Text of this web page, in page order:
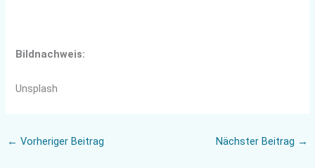
Bildnachweis:
Unsplash
← Vorheriger Beitrag Nächster Beitrag →